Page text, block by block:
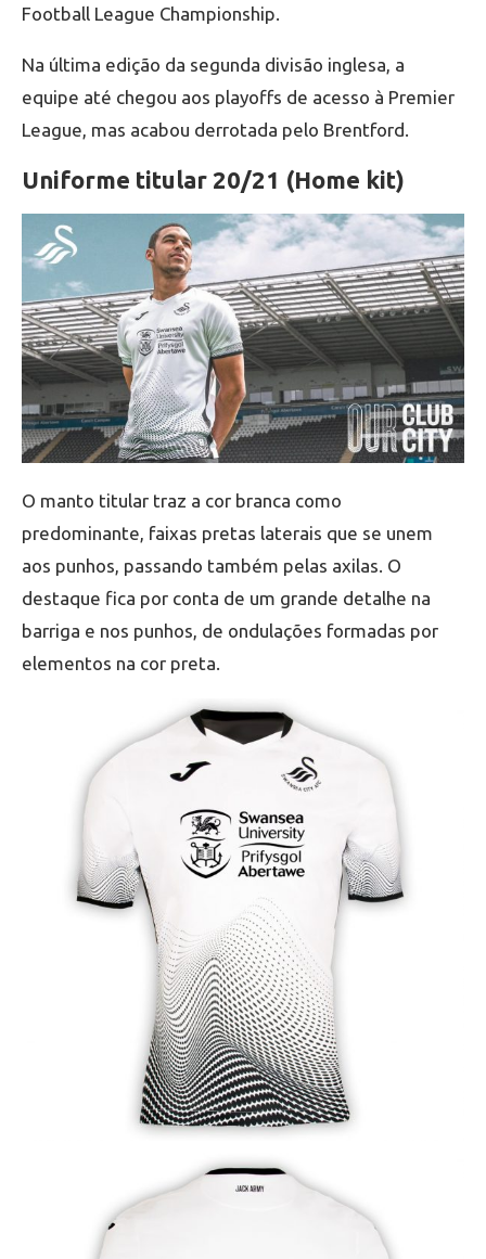
Football League Championship.
Na última edição da segunda divisão inglesa, a
equipe até chegou aos playoffs de acesso à Premier
League, mas acabou derrotada pelo Brentford.
Uniforme titular 20/21 (Home kit)
O manto titular traz a cor branca como
predominante, faixas pretas laterais que se unem
aos punhos, passando também pelas axilas. O
destaque fica por conta de um grande detalhe na
barriga e nos punhos, de ondulações formadas por
elementos na cor preta.